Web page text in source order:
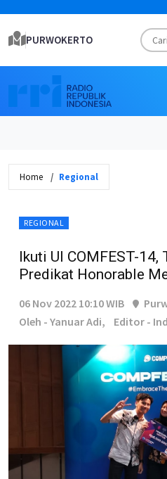
PURWOKERTO
Home Regional
REGIONAL
Ikuti UI COMFEST-
Predikat Honorable
06 Nov 2022 10:10 WIB
Oleh - Yanuar Adi,
Editor -